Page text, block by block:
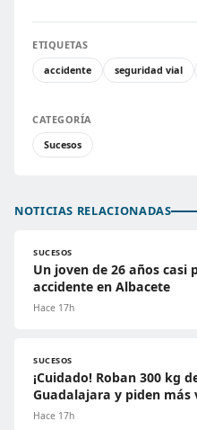
ETIQUETAS
accidente
seguridad vial
CATEGORÍA
Sucesos
NOTICIAS RELACIONADAS
SUCESOS
Un joven de 26 años casi
accidente en Albacete
Hace 17h
SUCESOS
¡Cuidado! Roban 300 kg
Guadalajara y piden más
Hace 17h